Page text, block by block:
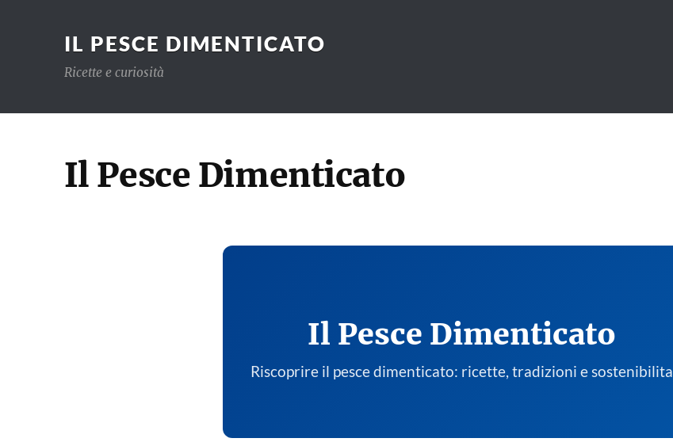
IL PESCE DIMENTICATO
Ricette e curiosità
Il Pesce Dimenticato
Il Pesce Dimenticato
Riscoprire il pesce dimenticato: ricette, tradizioni e sostenibilita